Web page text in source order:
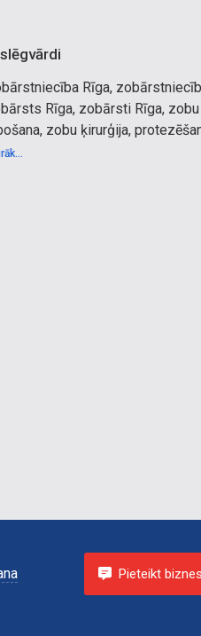
Rīga,
Rīga, zobārsti Rīga,
zobu ķirurģija,
zobu implantācija,
Pieteikt